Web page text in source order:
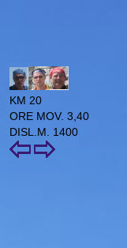
KM 20
ORE MOV. 3,40
DISL.M. 1400